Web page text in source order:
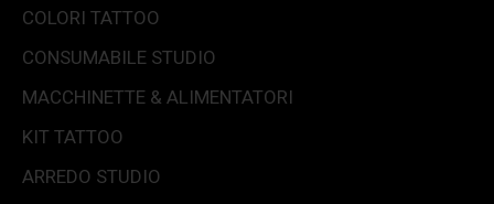
COLORI TATTOO
CONSUMABILE STUDIO
MACCHINETTE & ALIMENTATORI
KIT TATTOO
ARREDO STUDIO